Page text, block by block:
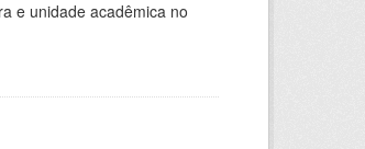
e unidade acadêmica no